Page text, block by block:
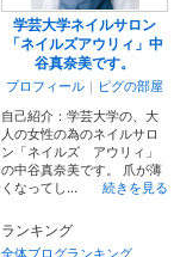
学芸大学ネイルサロン
「ネイルズアウリィ」中
谷真奈美です。
プロフィール ｜ ピグの部屋
自己紹介：学芸大学の、大
人の女性の為のネイルサロ
ン「ネイルズ アウリィ」
の中谷真奈美です。 爪が薄
くなってし...
続きを見る
ランキング
全体ブログランキング